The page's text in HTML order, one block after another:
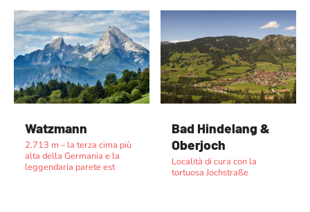
Watzmann
2.713 m – la terza cima più
alta della Germania e la
leggendaria parete est
Bad Hindelang &
Oberjoch
Località di cura con la
tortuosa Jochstraße